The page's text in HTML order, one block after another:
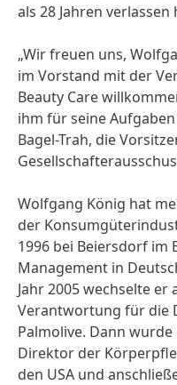
als 28 Jahren verlassen
„Wir freuen uns,
im Vorstand mit der
Beauty Care
ihm für seine
Bagel-Trah, die
Wolfgang König hat
der
1996 bei Beiersdorf im
Management in
Jahr 2005 wechselte
Verantwortung für die
Palmolive. Dann
Direktor der
den USA und